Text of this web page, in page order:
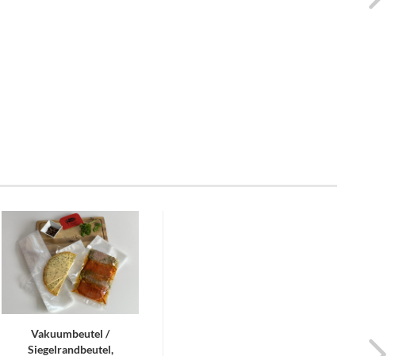
Vakuumbeutel /
Siegelrandbeutel,